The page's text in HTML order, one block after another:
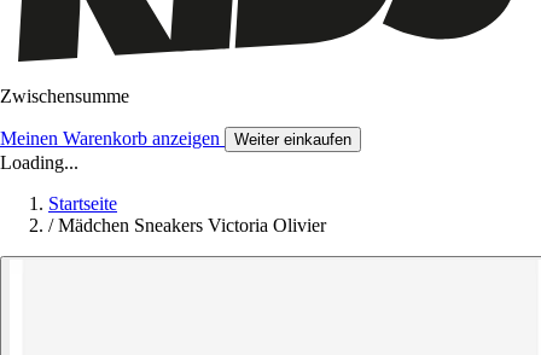
Zwischensumme
Meinen Warenkorb anzeigen Weiter einkaufen
Loading...
Startseite
/ Mädchen Sneakers Victoria Olivier